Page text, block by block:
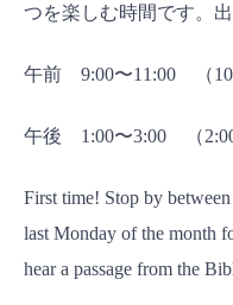
つを楽しむ時間です。
午前 9:00〜11:00 （
午後 1:00〜3:00 （2:00
First time! Stop by
last Monday of the month
hear a passage from the